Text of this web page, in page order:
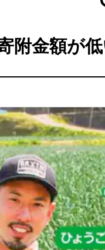
返礼品
比較
レーション
附金額が